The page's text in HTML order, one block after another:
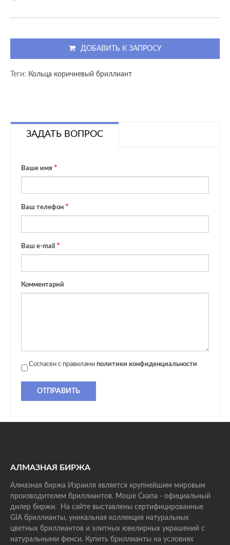
ДОБАВИТЬ К ЗАПРОСУ
Теги: Кольца коричневый бриллиант
ЗАДАТЬ ВОПРОС
Ваше имя
Ваш телефон
Ваш e-mail
Комментарий
Согласен с правилами политики конфиденциальности
ОТПРАВИТЬ
АЛМАЗНАЯ БИРЖА
Алмазная биржа Израиля является крупнейшим мировым
производителем бриллиантов. Моше Скапа - официальный
дилер биржи. На сайте выставлены сертифицированные
GIA бриллианты, уникальная коллекция натуральных
цветных бриллиантов и элитных ювелирных украшений с
натуральными фенси. Купить бриллианты на условиях